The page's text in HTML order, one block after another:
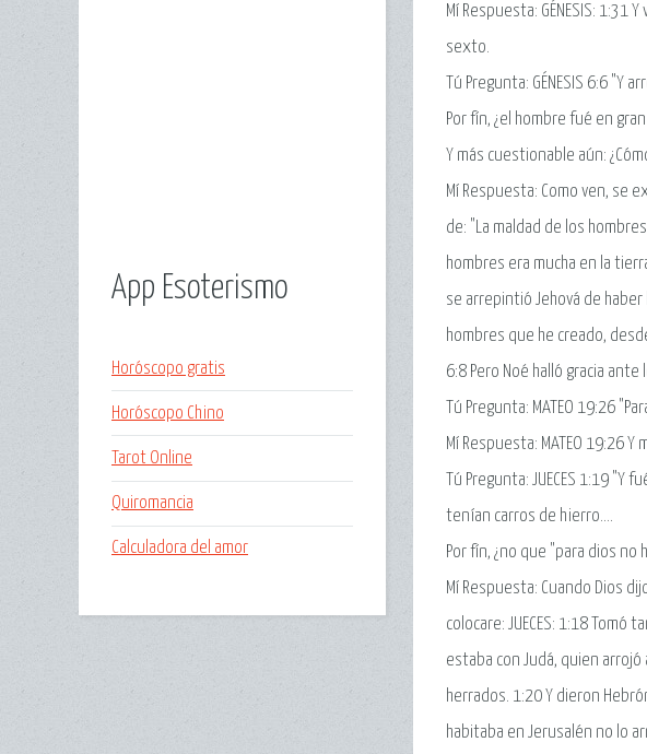
App Esoterismo
Horóscopo gratis
Horóscopo Chino
Tarot Online
Quiromancia
Calculadora del amor
Mí Respuesta: GÉNESIS:
sexto.
Tú Pregunta: GÉNESIS 6:6
Por fín, ¿el hombre fué en
Y más cuestionable aún:
Mí Respuesta: Como ven, se
de: "La maldad de los
hombres era mucha en la
se arrepintió Jehová de
hombres que he creado,
6:8 Pero Noé halló gracia ante
Tú Pregunta: MATEO 19:26
Mí Respuesta: MATEO 19:26
Tú Pregunta: JUECES 1:19
tenían carros de hierro....
Por fín, ¿no que "para dios no
Mí Respuesta: Cuando Dios
colocare: JUECES: 1:18
estaba con Judá, quien
herrados. 1:20 Y dieron
habitaba en Jerusalén no lo